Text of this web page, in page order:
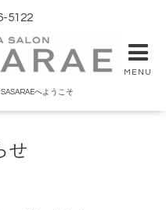
5122
MENU
へようこそ
せ